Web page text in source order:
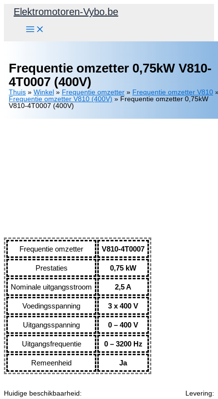
Spring
Elektromotoren-Vybo.be
Frequentie omzetter 0,75kW V810-
4T0007 (400V)
Thuis » Winkel » Frequentie omzetter » Frequentie omzetter V810
Frequentie omzetter V810 (400V) » Frequentie omzetter 0,75kW
V810-4T0007 (400V)
Frequentie omzetter V810-4T0007
Prestaties 0,75 kW
Nominale uitgangsstroom 2,5 A
Voedingsspanning 3 x 400 V
Uitgangsspanning 0 – 400 V
Uitgangsfrequentie 0 – 3200 Hz
Remeenheid Ja
Huidige beschikbaarheid:
Levering: